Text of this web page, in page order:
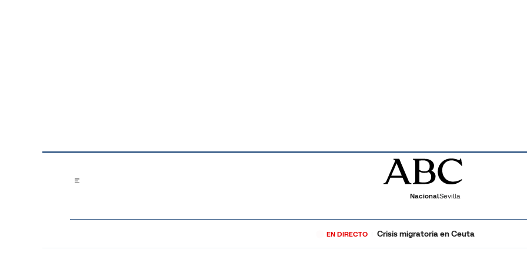
NacionalSevilla
EN DIRECTO Crisis migratoria en Ceuta